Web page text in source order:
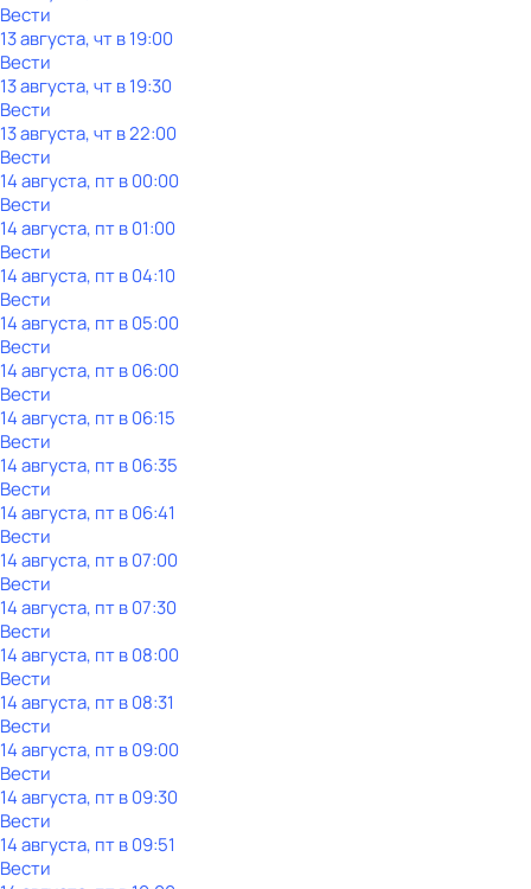
Вести
13 августа, чт в 19:00
Вести
13 августа, чт в 19:30
Вести
13 августа, чт в 22:00
Вести
14 августа, пт в 00:00
Вести
14 августа, пт в 01:00
Вести
14 августа, пт в 04:10
Вести
14 августа, пт в 05:00
Вести
14 августа, пт в 06:00
Вести
14 августа, пт в 06:15
Вести
14 августа, пт в 06:35
Вести
14 августа, пт в 06:41
Вести
14 августа, пт в 07:00
Вести
14 августа, пт в 07:30
Вести
14 августа, пт в 08:00
Вести
14 августа, пт в 08:31
Вести
14 августа, пт в 09:00
Вести
14 августа, пт в 09:30
Вести
14 августа, пт в 09:51
Вести